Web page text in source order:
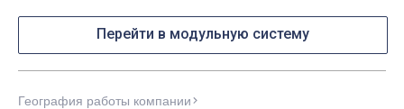
Перейти в модульную систему
География работы компании